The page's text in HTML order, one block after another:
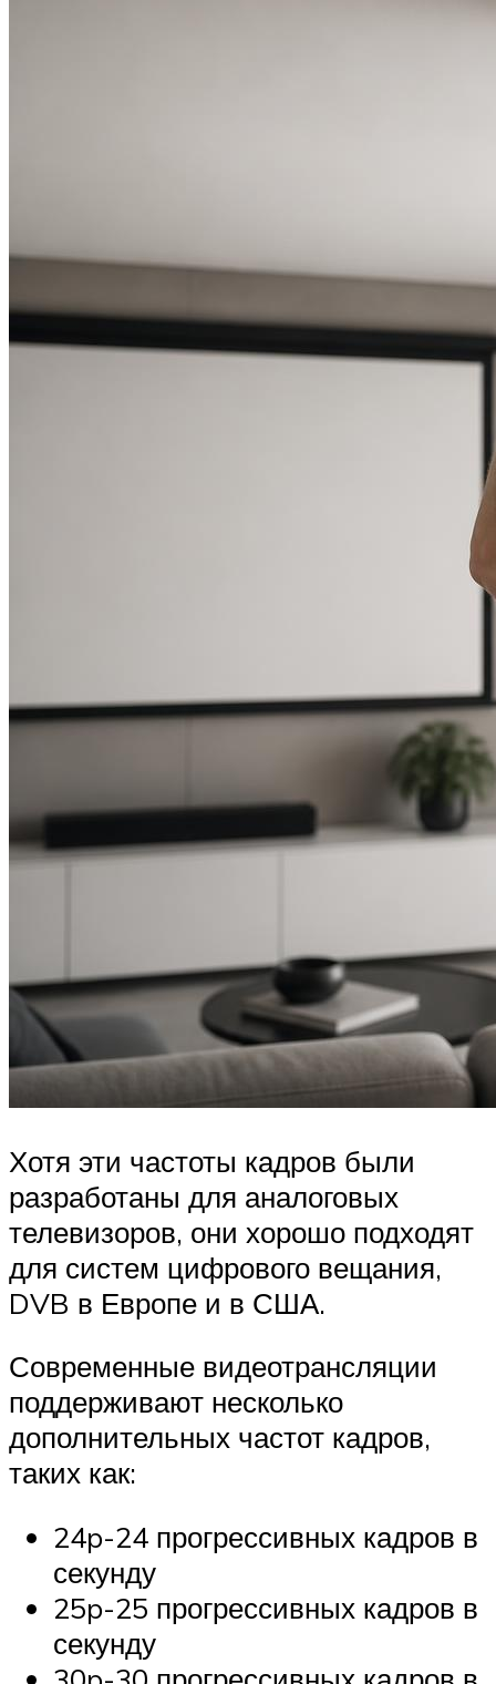
Хотя эти частоты кадров были
разработаны для аналоговых
телевизоров, они хорошо подходят
для систем цифрового вещания,
DVB в Европе и в США.
Современные видеотрансляции
поддерживают несколько
дополнительных частот кадров,
таких как:
24p-24 прогрессивных кадров в
секунду
25p-25 прогрессивных кадров в
секунду